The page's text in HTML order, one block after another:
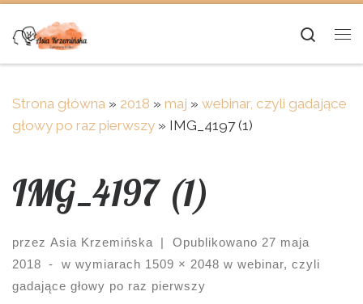
Skip to content
Strona główna » 2018 » maj » webinar, czyli gadające
głowy po raz pierwszy » IMG_4197 (1)
IMG_4197 (1)
przez Asia Krzemińska | Opublikowano 27 maja
2018
- w wymiarach 1509 × 2048 w webinar, czyli
gadające głowy po raz pierwszy